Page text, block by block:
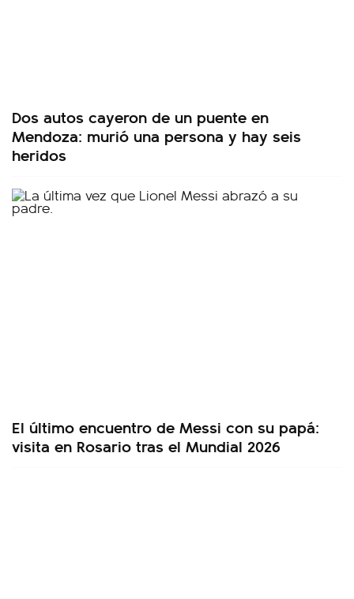
Dos autos cayeron de un puente en
Mendoza: murió una persona y hay seis
heridos
El último encuentro de Messi con su papá:
visita en Rosario tras el Mundial 2026